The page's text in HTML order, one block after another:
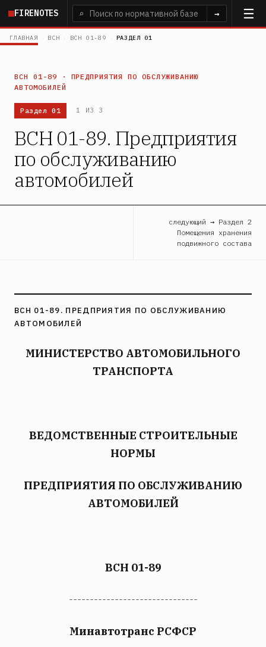
Перейти
основному
FIRENOTES ⌕ →
ГЛАВНАЯ › ВСН › ВСН 01-89 › РАЗДЕЛ 01
ВСН 01-89 · ПРЕДПРИЯТИЯ ПО ОБСЛУЖИВАНИЮ
АВТОМОБИЛЕЙ
Раздел 01 1 ИЗ 3
ВСН 01-89. Предприятия
по обслуживанию
автомобилей
следующий → Раздел 2
Помещения хранения
подвижного состава
ВСН 01-89. ПРЕДПРИЯТИЯ ПО ОБСЛУЖИВАНИЮ
АВТОМОБИЛЕЙ
МИНИСТЕРСТВО АВТОМОБИЛЬНОГО
ТРАНСПОРТА
ВЕДОМСТВЕННЫЕ СТРОИТЕЛЬНЫЕ
НОРМЫ
ПРЕДПРИЯТИЯ ПО ОБСЛУЖИВАНИЮ
АВТОМОБИЛЕЙ
ВСН 01-89
-------------------------------
Минавтотранс РСФСР